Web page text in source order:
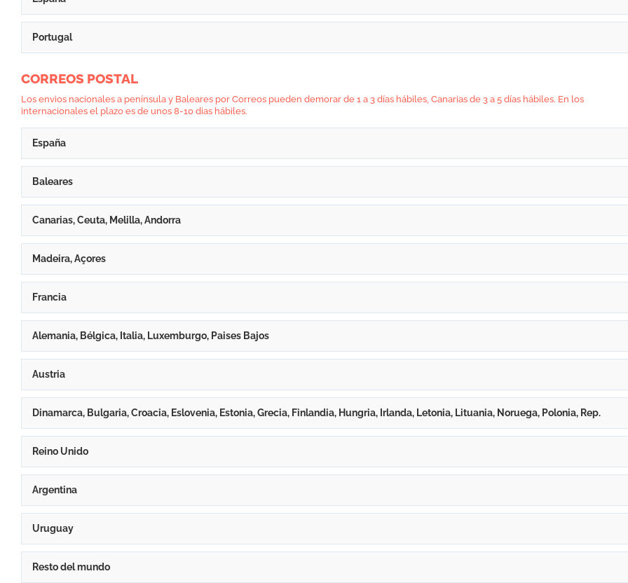
Portugal
CORREOS POSTAL
Los envios nacionales a península y Baleares por Correos pueden demorar de 1 a 3 días hábiles, Canarias de 3 a 5 días hábiles. En los
internacionales el plazo es de unos 8-10 dias hábiles.
España
Baleares
Canarias, Ceuta, Melilla, Andorra
Madeira, Açores
Francia
Alemania, Bélgica, Italia, Luxemburgo, Paises Bajos
Austria
Dinamarca, Bulgaria, Croacia, Eslovenia, Estonia, Grecia, Finlandia, Hungria, Irlanda, Letonia, Lituania, Noruega, Polonia, Rep.
Reino Unido
Argentina
Uruguay
Resto del mundo